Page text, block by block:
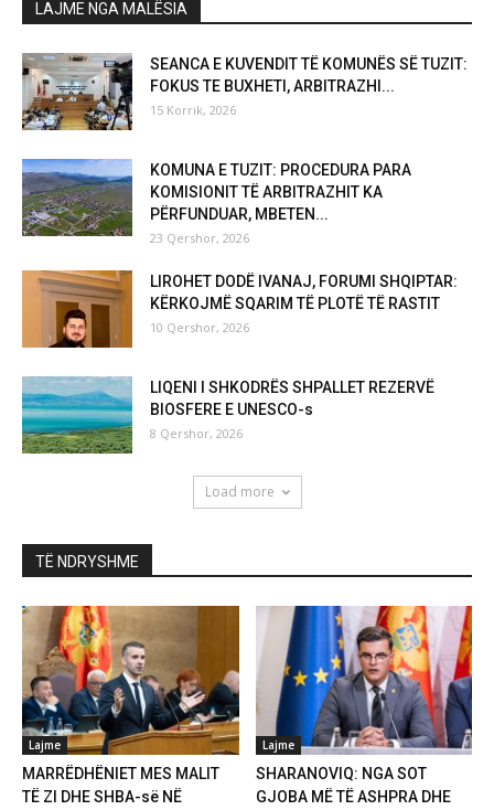
LAJME NGA MALËSIA
SEANCA E KUVENDIT TË KOMUNËS SË TUZIT:
FOKUS TE BUXHETI, ARBITRAZHI...
15 Korrik, 2026
KOMUNA E TUZIT: PROCEDURA PARA
KOMISIONIT TË ARBITRAZHIT KA
PËRFUNDUAR, MBETEN...
23 Qershor, 2026
LIROHET DODË IVANAJ, FORUMI SHQIPTAR:
KËRKOJMË SQARIM TË PLOTË TË RASTIT
10 Qershor, 2026
LIQENI I SHKODRËS SHPALLET REZERVË
BIOSFERE E UNESCO-s
8 Qershor, 2026
Load more
TË NDRYSHME
Lajme
MARRËDHËNIET MES MALIT
TË ZI DHE SHBA-së NË
Lajme
SHARANOVIQ: NGA SOT
GJOBA MË TË ASHPRA DHE